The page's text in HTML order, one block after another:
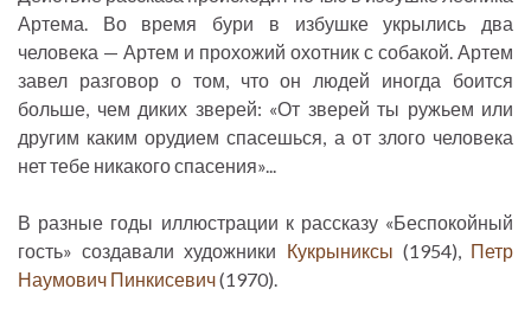
Артема. Во время бури в избушке укрылись два
человека — Артем и прохожий охотник с собакой. Артем
завел разговор о том, что он людей иногда боится
больше, чем диких зверей: «От зверей ты ружьем или
другим каким орудием спасешься, а от злого человека
нет тебе никакого спасения»...
В разные годы иллюстрации к рассказу «Беспокойный
гость» создавали художники Кукрыниксы (1954), Петр
Наумович Пинкисевич(1970).